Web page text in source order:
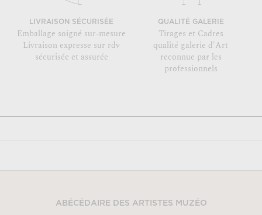
LIVRAISON SÉCURISÉE
Emballage soigné sur-mesure
Livraison expresse sur rdv
sécurisée et assurée
QUALITÉ GALERIE
Tirages et Cadres
qualité galerie d'Art
reconnue par les
professionnels
ABÉCÉDAIRE DES ARTISTES MUZÉO